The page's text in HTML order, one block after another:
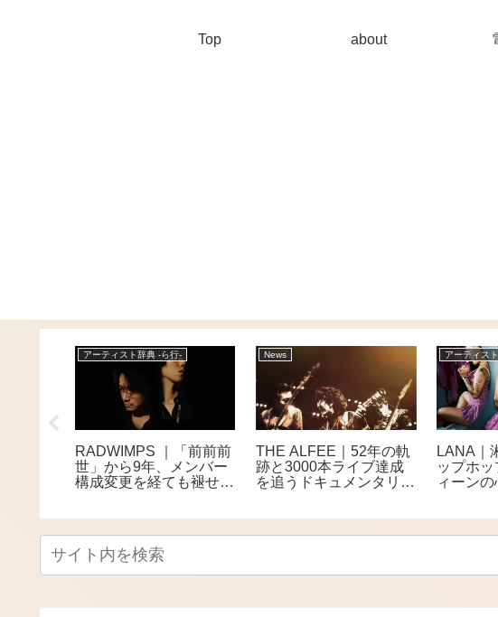
Top about
アーティスト辞典 -ら行-
RADWIMPS ｜「前前前
世」から9年、メンバー
構成変更を経ても褪せな
News
THE ALFEE｜52年の軌
跡と3000本ライブ達成
を追うドキュメンタリー
アーティス
LANA｜
ップホ
ィーン